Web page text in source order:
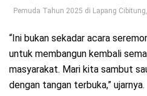
Pemuda Tahun 2025 di Lapang
“Ini bukan sekadar acara
untuk membangun kembali
masyarakat. Mari kita sambut
dengan tangan terbuka,” ujarnya.